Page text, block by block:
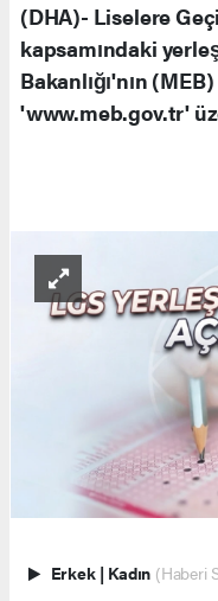
(DHA)- Liselere
kapsamındaki
Bakanlığı'nın
'www.meb.gov.tr'
Erkek | Kadın (Haberi